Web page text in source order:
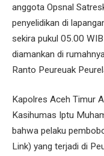
anggota Opsnal
penyelidikan di
sekira pukul 05.00
diamankan di
Ranto Peureuak
Kapolres Aceh Timur
Kasihumas Iptu
bahwa pelaku
Link) yang terjadi di